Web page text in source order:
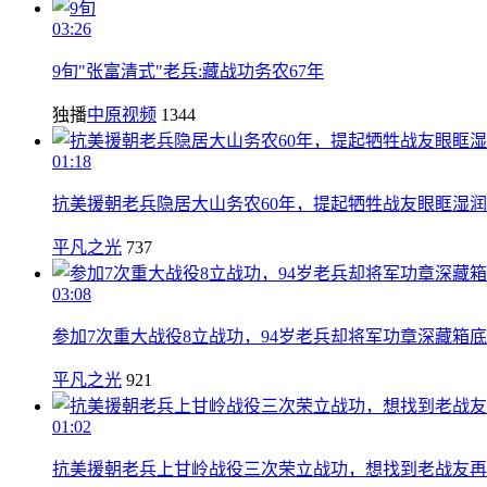
03:26
9旬"张富清式"老兵:藏战功务农67年
独播中原视频 1344
01:18
抗美援朝老兵隐居大山务农60年，提起牺牲战友眼眶湿润
平凡之光 737
03:08
参加7次重大战役8立战功，94岁老兵却将军功章深藏箱底
平凡之光 921
01:02
抗美援朝老兵上甘岭战役三次荣立战功，想找到老战友